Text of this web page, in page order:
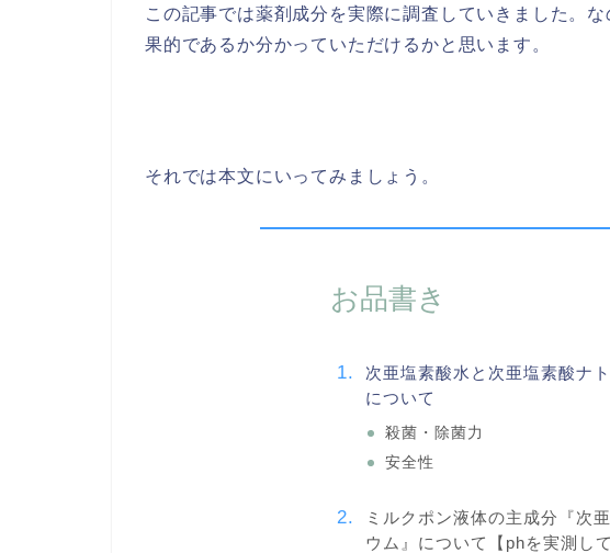
この記事では薬剤成分を実際に調査していきました。
果的であるか分かっていただけるかと思います。
それでは本文にいってみましょう。
お品書き
次亜塩素酸水と次亜塩素酸ナ
について
殺菌・除菌力
安全性
ミルクポン液体の主成分『次
ウム』について【phを実測して